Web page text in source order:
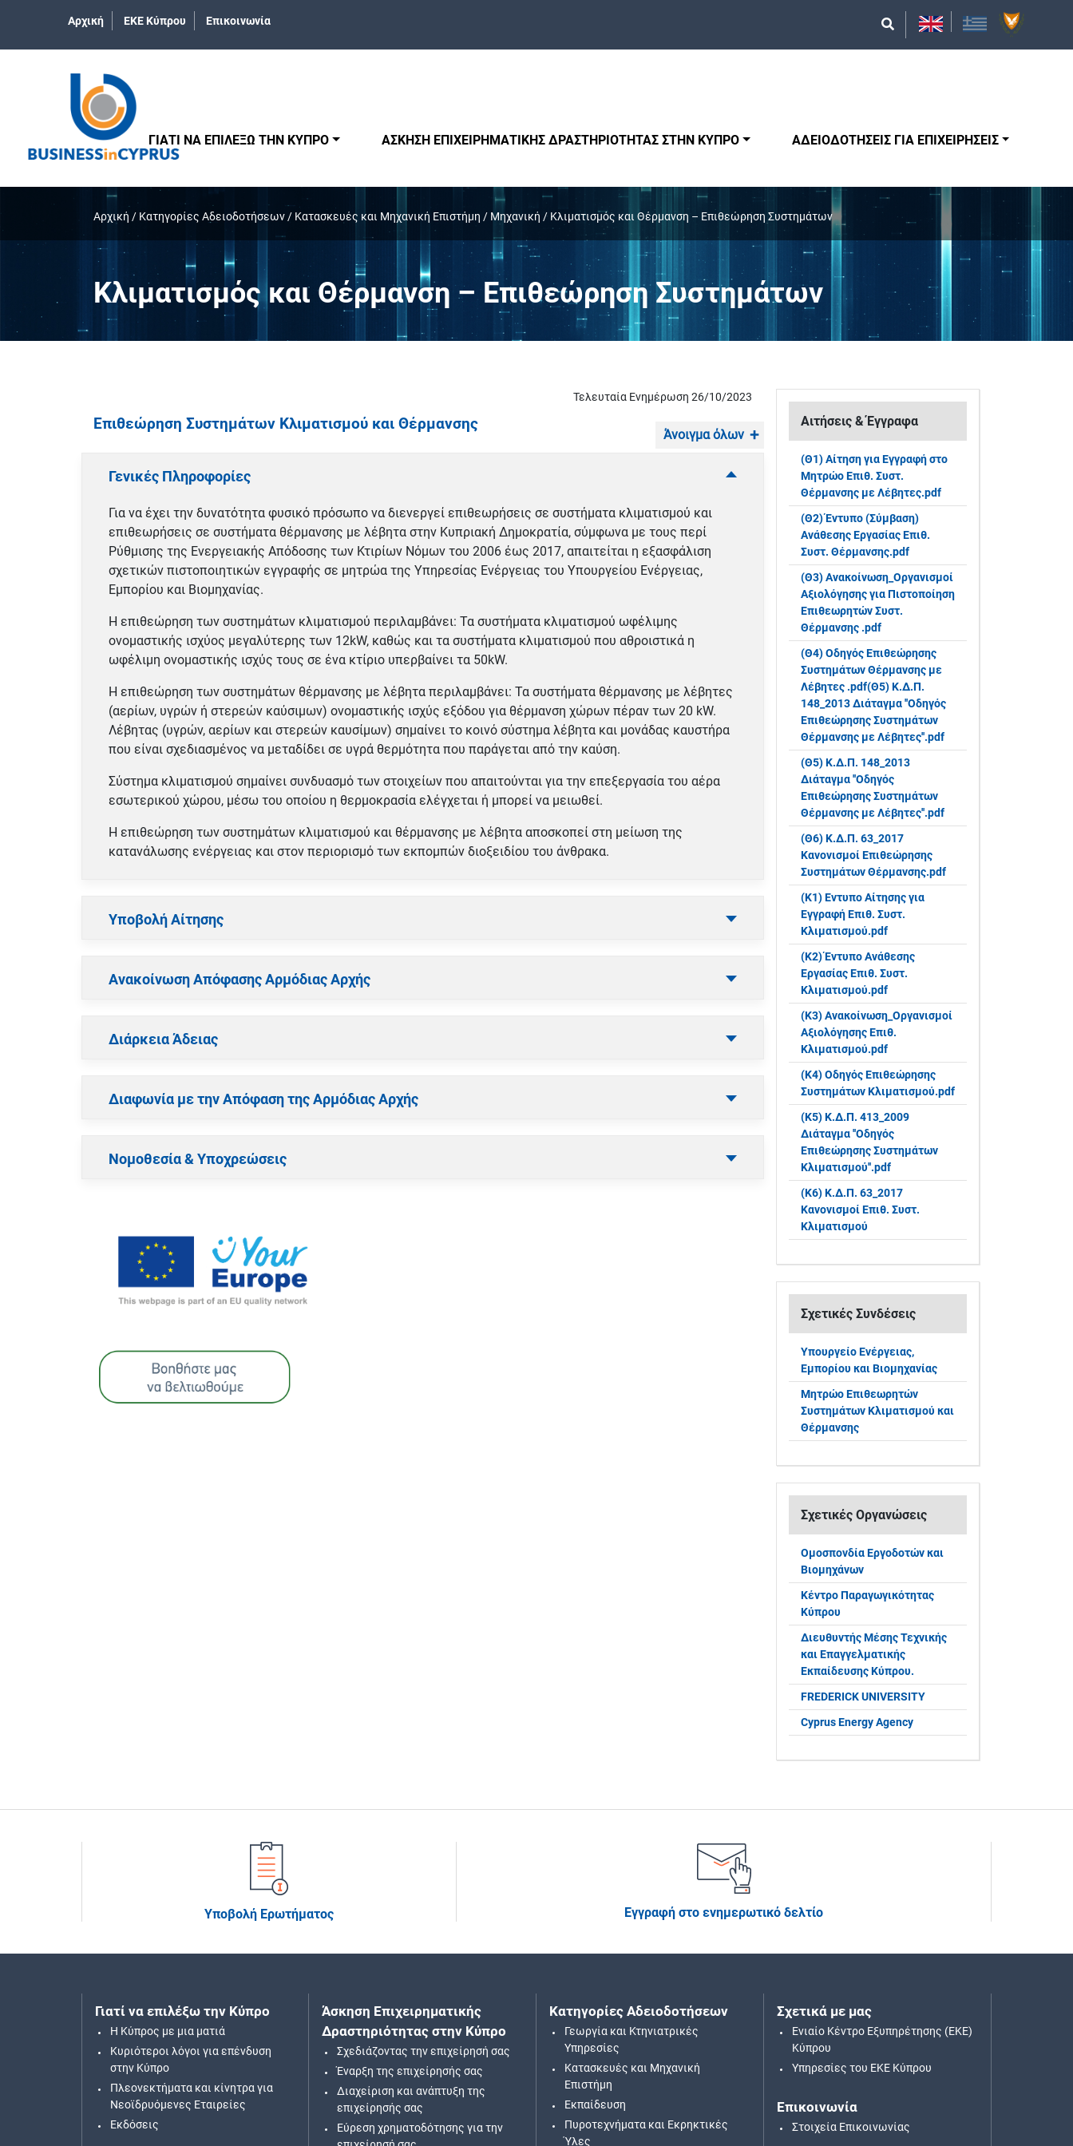
Αρχική ΕΚΕ Κύπρου Επικοινωνία
ΓΙΑΤΙ ΝΑ ΕΠΙΛΕΞΩ ΤΗΝ ΚΥΠΡΟ ΑΣΚΗΣΗ ΕΠΙΧΕΙΡΗΜΑΤΙΚΗΣ ΔΡΑΣΤΗΡΙΟΤΗΤΑΣ ΣΤΗΝ ΚΥΠΡΟ ΑΔΕΙΟΔΟΤΗΣΕΙΣ ΓΙΑ ΕΠΙΧΕΙΡΗΣΕΙΣ
Αρχική / Κατηγορίες Αδειοδοτήσεων / Κατασκευές και Μηχανική Επιστήμη / Μηχανική / Κλιματισμός και Θέρμανση – Επιθεώρηση Συστημάτων
Κλιματισμός και Θέρμανση – Επιθεώρηση Συστημάτων
Τελευταία Ενημέρωση 26/10/2023
Επιθεώρηση Συστημάτων Κλιματισμού και Θέρμανσης
Άνοιγμα όλων
Γενικές Πληροφορίες
Για να έχει την δυνατότητα φυσικό πρόσωπο να διενεργεί επιθεωρήσεις σε συστήματα κλιματισμού και
επιθεωρήσεις σε συστήματα θέρμανσης με λέβητα στην Κυπριακή Δημοκρατία, σύμφωνα με τους περί
Ρύθμισης της Ενεργειακής Απόδοσης των Κτιρίων Νόμων του 2006 έως 2017, απαιτείται η εξασφάλιση
σχετικών πιστοποιητικών εγγραφής σε μητρώα της Υπηρεσίας Ενέργειας του Υπουργείου Ενέργειας,
Εμπορίου και Βιομηχανίας.
Η επιθεώρηση των συστημάτων κλιματισμού περιλαμβάνει: Τα συστήματα κλιματισμού ωφέλιμης
ονομαστικής ισχύος μεγαλύτερης των 12kW, καθώς και τα συστήματα κλιματισμού που αθροιστικά η
ωφέλιμη ονομαστικής ισχύς τους σε ένα κτίριο υπερβαίνει τα 50kW.
Η επιθεώρηση των συστημάτων θέρμανσης με λέβητα περιλαμβάνει: Τα συστήματα θέρμανσης με λέβητες
(αερίων, υγρών ή στερεών καύσιμων) ονομαστικής ισχύς εξόδου για θέρμανση χώρων πέραν των 20 kW.
Λέβητας (υγρών, αερίων και στερεών καυσίμων) σημαίνει το κοινό σύστημα λέβητα και μονάδας καυστήρα
που είναι σχεδιασμένος να μεταδίδει σε υγρά θερμότητα που παράγεται από την καύση.
Σύστημα κλιματισμού σημαίνει συνδυασμό των στοιχείων που απαιτούνται για την επεξεργασία του αέρα
εσωτερικού χώρου, μέσω του οποίου η θερμοκρασία ελέγχεται ή μπορεί να μειωθεί.
Η επιθεώρηση των συστημάτων κλιματισμού και θέρμανσης με λέβητα αποσκοπεί στη μείωση της
κατανάλωσης ενέργειας και στον περιορισμό των εκπομπών διοξειδίου του άνθρακα.
Υποβολή Αίτησης
Ανακοίνωση Απόφασης Αρμόδιας Αρχής
Διάρκεια Άδειας
Διαφωνία με την Απόφαση της Αρμόδιας Αρχής
Νομοθεσία & Υποχρεώσεις
Αιτήσεις & Έγγραφα
(Θ1) Αίτηση για Εγγραφή στο
Μητρώο Επιθ. Συστ.
Θέρμανσης με Λέβητες.pdf
(Θ2) Έντυπο (Σύμβαση)
Ανάθεσης Εργασίας Επιθ.
Συστ. Θέρμανσης.pdf
(Θ3) Ανακοίνωση_Οργανισμοί
Αξιολόγησης για Πιστοποίηση
Επιθεωρητών Συστ.
Θέρμανσης .pdf
(Θ4) Οδηγός Επιθεώρησης
Συστημάτων Θέρμανσης με
Λέβητες .pdf(Θ5) Κ.Δ.Π.
148_2013 Διάταγμα ''Οδηγός
Επιθεώρησης Συστημάτων
Θέρμανσης με Λέβητες''.pdf
(Θ5) Κ.Δ.Π. 148_2013
Διάταγμα ''Οδηγός
Επιθεώρησης Συστημάτων
Θέρμανσης με Λέβητες''.pdf
(Θ6) Κ.Δ.Π. 63_2017
Κανονισμοί Επιθεώρησης
Συστημάτων Θέρμανσης.pdf
(Κ1) Eντυπο Αίτησης για
Εγγραφή Επιθ. Συστ.
Κλιματισμού.pdf
(Κ2) Έντυπο Ανάθεσης
Εργασίας Επιθ. Συστ.
Κλιματισμού.pdf
(Κ3) Ανακοίνωση_Οργανισμοί
Αξιολόγησης Επιθ.
Κλιματισμού.pdf
(Κ4) Οδηγός Επιθεώρησης
Συστημάτων Κλιματισμού.pdf
(Κ5) Κ.Δ.Π. 413_2009
Διάταγμα ''Οδηγός
Επιθεώρησης Συστημάτων
Κλιματισμού''.pdf
(Κ6) Κ.Δ.Π. 63_2017
Κανονισμοί Επιθ. Συστ.
Κλιματισμού
Σχετικές Συνδέσεις
Υπουργείο Ενέργειας,
Εμπορίου και Βιομηχανίας
Μητρώο Επιθεωρητών
Συστημάτων Κλιματισμού και
Θέρμανσης
Σχετικές Οργανώσεις
Ομοσπονδία Εργοδοτών και
Βιομηχάνων
Κέντρο Παραγωγικότητας
Κύπρου
Διευθυντής Μέσης Τεχνικής
και Επαγγελματικής
Εκπαίδευσης Κύπρου.
FREDERICK UNIVERSITY
Cyprus Energy Agency
Υποβολή Ερωτήματος Εγγραφή στο ενημερωτικό δελτίο
Γιατί να επιλέξω την Κύπρο
H Κύπρος με μια ματιά
Κυριότεροι λόγοι για επένδυση
στην Κύπρο
Πλεονεκτήματα και κίνητρα για
Νεοϊδρυόμενες Εταιρείες
Εκδόσεις
Άσκηση Επιχειρηματικής
Δραστηριότητας στην Κύπρο
Σχεδιάζοντας την επιχείρησή σας
Έναρξη της επιχείρησής σας
Διαχείριση και ανάπτυξη της
επιχείρησής σας
Εύρεση χρηματοδότησης για την
Κατηγορίες Αδειοδοτήσεων
Γεωργία και Κτηνιατρικές
Υπηρεσίες
Κατασκευές και Μηχανική
Επιστήμη
Εκπαίδευση
Πυροτεχνήματα και Εκρηκτικές
Ύλες
Σχετικά με μας
Ενιαίο Κέντρο Εξυπηρέτησης (ΕΚΕ)
Κύπρου
Υπηρεσίες του ΕΚΕ Κύπρου
Επικοινωνία
Στοιχεία Επικοινωνίας